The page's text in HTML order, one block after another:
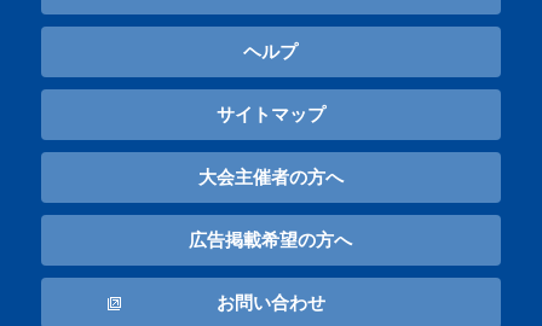
ヘルプ
サイトマップ
大会主催者の方へ
広告掲載希望の方へ
お問い合わせ